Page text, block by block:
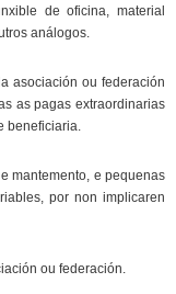
de oficina, material
análogos.
asociación ou federación
as pagas extraordinarias
beneficiaria.
mantemento, e pequenas
por non implicaren
ou federación.